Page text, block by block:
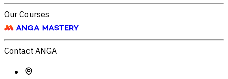
Our Courses
Contact ANGA